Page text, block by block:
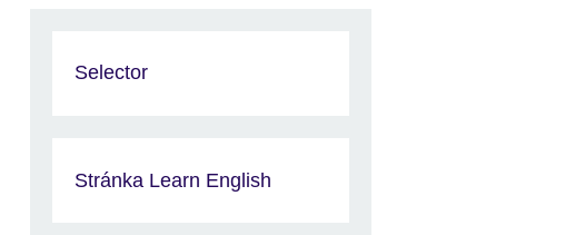
Selector
Stránka Learn English